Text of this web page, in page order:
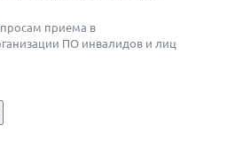
приема в
ПО инвалидов и лиц